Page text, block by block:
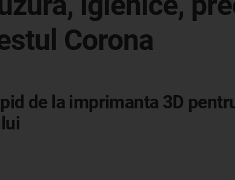
Corona
de la imprimanta 3D